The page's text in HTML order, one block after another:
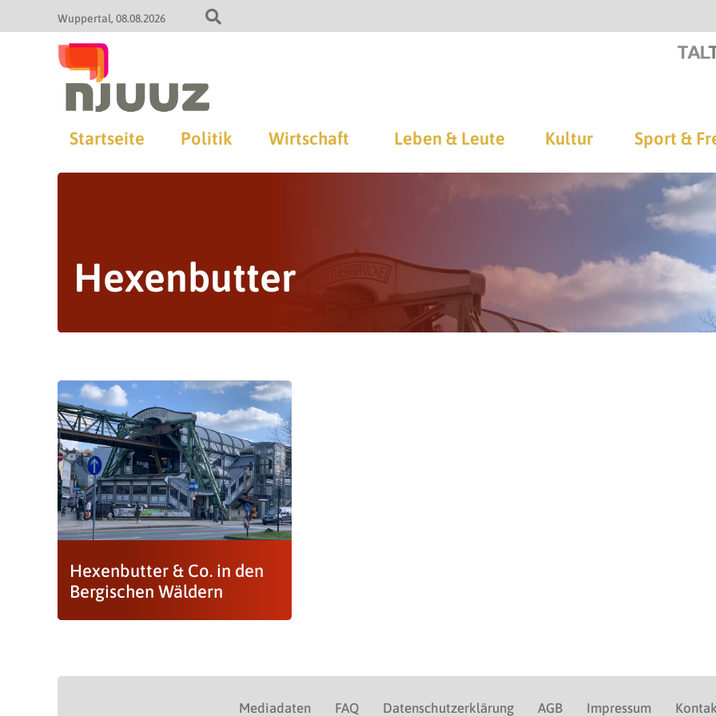
Wuppertal 08.08.2026
Startseite Politik Wirtschaft Leben & Leute Kultur Sport &
Hexenbutter
Hexenbutter & Co. in den
Bergischen Wäldern
Mediadaten FAQ Datenschutzerklärung AGB Impressum